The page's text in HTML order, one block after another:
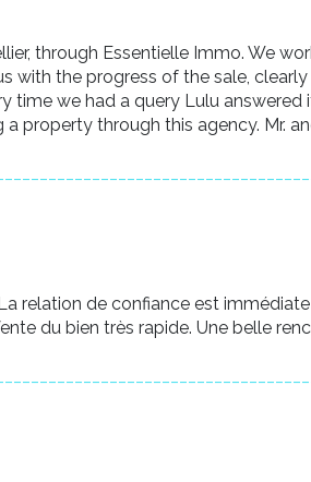
through Essentielle Immo. We
with the progress of the sale,
time we had a query Lulu
property through this agency. Mr.
relation de confiance est immédiate
du bien très rapide. Une belle